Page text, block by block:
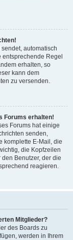
automatisch
Regel
erhalten, so
kann dem
zu versenden.
Forums erhalten!
Forums hat einige
senden,
komplette E-Mail, die
die Kopfzeilen
Benutzer, der die
reagieren.
Mitglieder?
des Boards zu
werden in Ihrem